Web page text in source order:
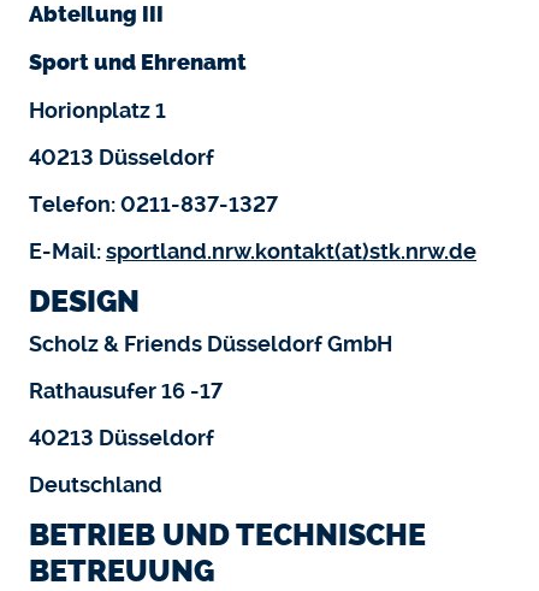
Abteilung III
Sport und Ehrenamt
Horionplatz 1
40213 Düsseldorf
Telefon: 0211-837-1327
E-Mail:sportland.nrw.kontakt(at)stk.nrw.de
DESIGN
Scholz & Friends Düsseldorf GmbH
Rathausufer 16 -17
40213 Düsseldorf
Deutschland
BETRIEB UND TECHNISCHE
BETREUUNG